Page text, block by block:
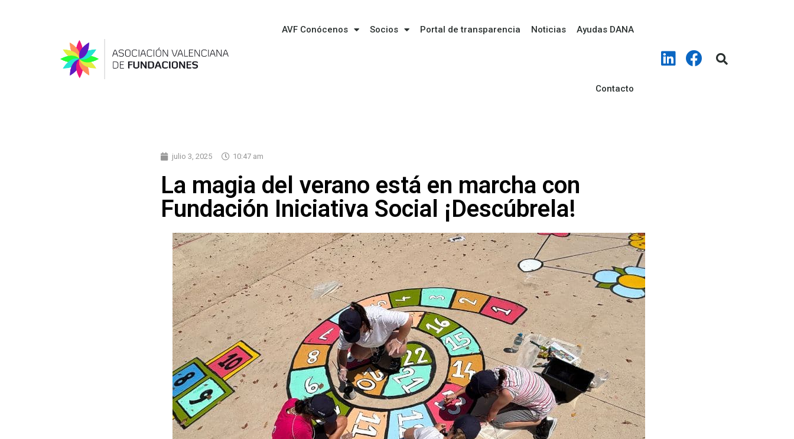
AVF Conócenos Socios Portal de transparencia Noticias Ayudas DANA
Contacto
julio 3, 2025 10:47 am
La magia del verano está en marcha con
Fundación Iniciativa Social ¡Descúbrela!